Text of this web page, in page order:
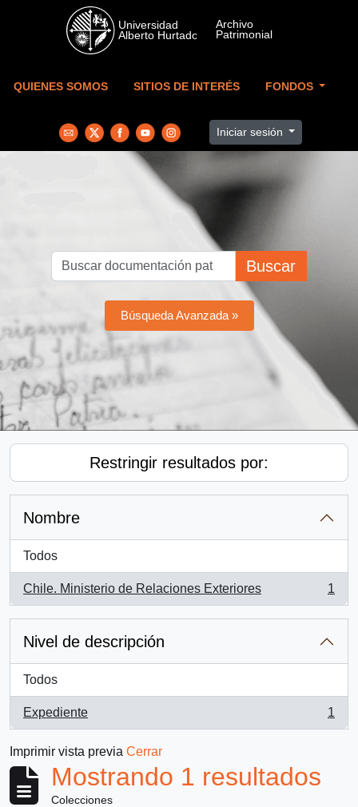
Skip to main content
QUIENES SOMOS SITIOS DE INTERÉS FONDOS
Iniciar sesión
Buscar
Búsqueda Avanzada »
Restringir resultados por:
Nombre
Todos
Chile. Ministerio de Relaciones Exteriores
, 1 resultados
1
Nivel de descripción
Todos
Expediente
, 1 resultados
1
Imprimir vista previa Cerrar
Mostrando 1 resultados
Colecciones